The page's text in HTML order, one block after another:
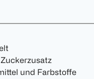
und Farbstoffe